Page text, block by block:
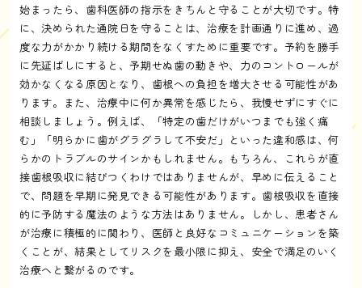
始まったら、歯科医師の指示をきちんと守ることが大切です。特
に、決められた通院日を守ることは、治療を計画通りに進め、過
度な力がかかり続ける期間をなくすために重要です。予約を勝手
に先延ばしにすると、予期せぬ歯の動きや、力のコントロールが
効かなくなる原因となり、歯根への負担を増大させる可能性があ
ります。また、治療中に何か異常を感じたら、我慢せずにすぐに
相談しましょう。例えば、「特定の歯だけがいつまでも強く痛
む」「明らかに歯がグラグラして不安だ」といった違和感は、何
らかのトラブルのサインかもしれません。もちろん、これらが直
接歯根吸収に結びつくわけではありませんが、早めに伝えること
で、問題を早期に発見できる可能性があります。歯根吸収を直接
的に予防する魔法のような方法はありません。しかし、患者さん
が治療に積極的に関わり、医師と良好なコミュニケーションを築
くことが、結果としてリスクを最小限に抑え、安全で満足のいく
治療へと繋がるのです。